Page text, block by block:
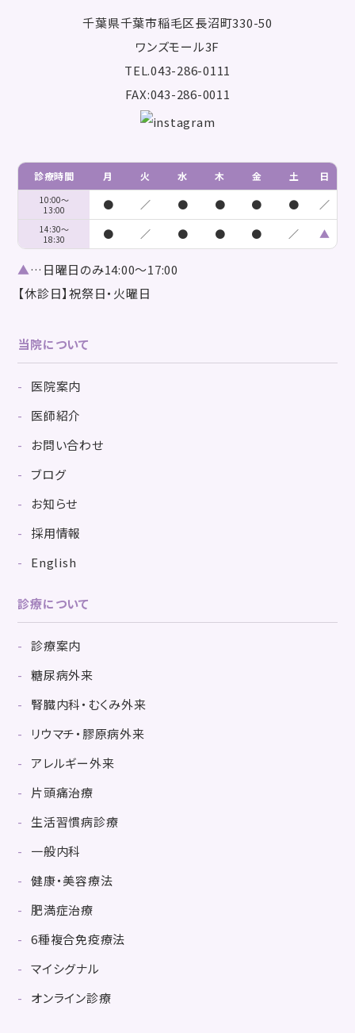
千葉県千葉市稲毛区長沼町330-50
ワンズモール3F
TEL.043-286-0111
FAX:043-286-0011
診療時間 月 火 水 木 金 土 日
10:00～
13:00
● ／ ● ● ● ● ／
14:30～
18:30
● ／ ● ● ● ／ ▲
▲…日曜日のみ14:00～17:00
【休診日】祝祭日・火曜日
当院について
医院案内
医師紹介
お問い合わせ
ブログ
お知らせ
採用情報
English
診療について
診療案内
糖尿病外来
腎臓内科・むくみ外来
リウマチ・膠原病外来
アレルギー外来
片頭痛治療
生活習慣病診療
一般内科
健康・美容療法
肥満症治療
6種複合免疫療法
マイシグナル
オンライン診療